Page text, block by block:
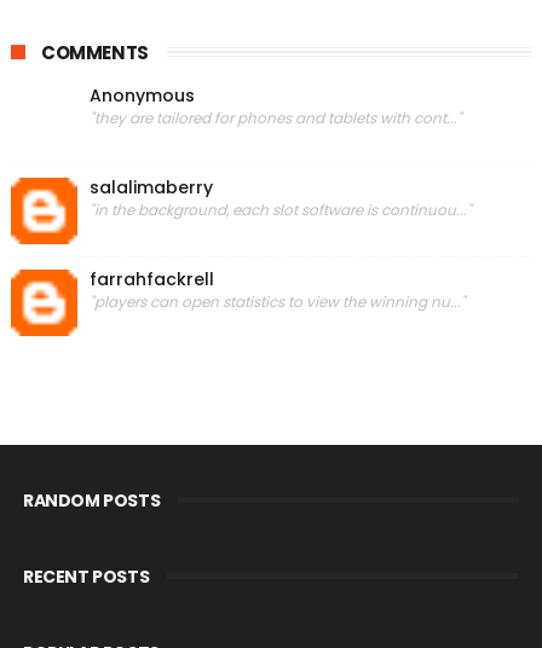
COMMENTS
Anonymous
"they are tailored for phones and tablets with cont..."
salalimaberry
"in the background, each slot software is continuou..."
farrahfackrell
"players can open statistics to view the winning nu..."
RANDOM POSTS
RECENT POSTS